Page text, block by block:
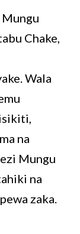
Chake,
Wala
na
Mungu
na
zaka.